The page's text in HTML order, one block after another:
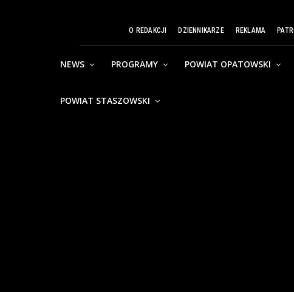
O REDAKCJI DZIENNIKARZE REKLAMA
NEWS PROGRAMY POWIAT OPATOWSKI
POWIAT STASZOWSKI